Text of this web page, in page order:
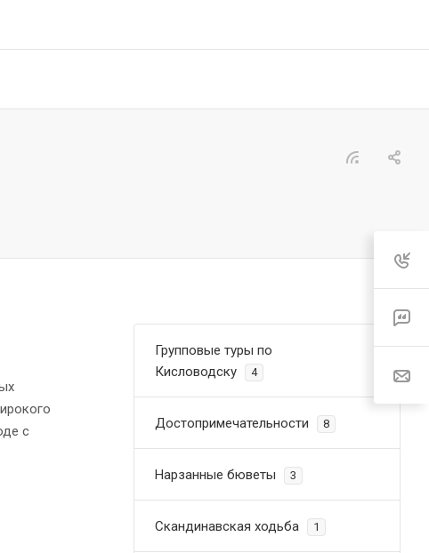
с
Групповые туры по
Кисловодску
4
Достопримечательности 8
Нарзанные бюветы 3
Скандинавская ходьба 1